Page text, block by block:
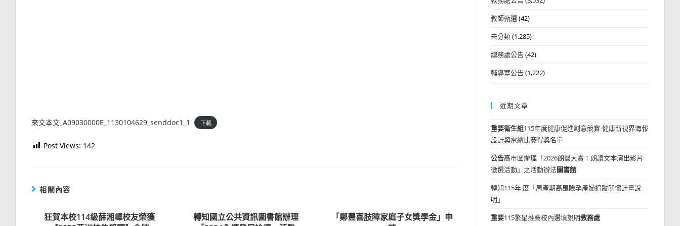
來文本文_A09030000E_1130104629_senddoc1_1 下載
Post Views: 142
相關內容
狂賀本校114級薛湘嶧校友榮獲
轉知國立公共資訊圖書館辦理
「鄭豐喜肢障家庭子女獎學金」申
教師甄選(42)
未分類(1,285)
總務處公告(42)
輔導室公告(1,222)
近期文章
重要衛生組115年度健康促進創意競賽-健康新視界海報
設計與電繪比賽得獎名單
公告高市圖辦理「2026朗聲大賞：朗讀文本演出影片
徵選活動」之活動辦法圖書館
轉知115年 度「周產期高風險孕產婦追蹤關懷計畫說
明」
重要115繁星推薦校內選填說明教務處